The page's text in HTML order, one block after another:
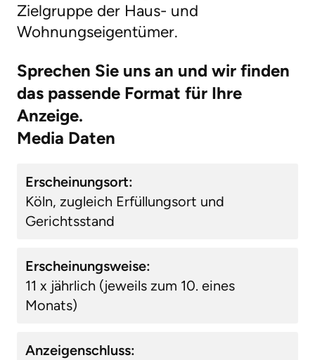
Zielgruppe der Haus- und
Wohnungseigentümer.
Sprechen Sie uns an und wir finden
das passende Format für Ihre
Anzeige.
Media Daten
Erscheinungsort:
Köln, zugleich Erfüllungsort und
Gerichtsstand
Erscheinungsweise:
11 x jährlich (jeweils zum 10. eines
Monats)
Anzeigenschluss: